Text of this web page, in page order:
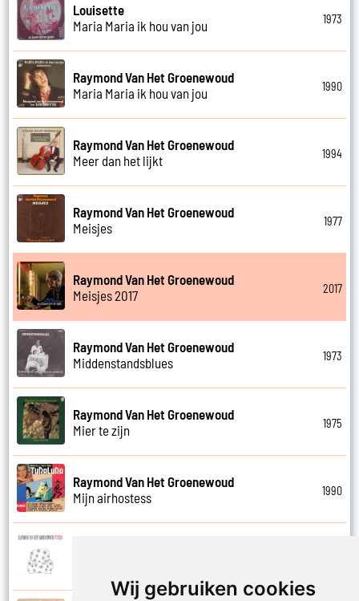
Wij gebruiken cookies
Louisette
Maria Maria ik hou van jou
1973
Raymond Van Het Groenewoud
Maria Maria ik hou van jou
1990
Raymond Van Het Groenewoud
Meer dan het lijkt
1994
Raymond Van Het Groenewoud
Meisjes
1977
Raymond Van Het Groenewoud
Meisjes 2017
2017
Raymond Van Het Groenewoud
Middenstandsblues
1973
Raymond Van Het Groenewoud
Mier te zijn
1975
Raymond Van Het Groenewoud
Mijn airhostess
1990